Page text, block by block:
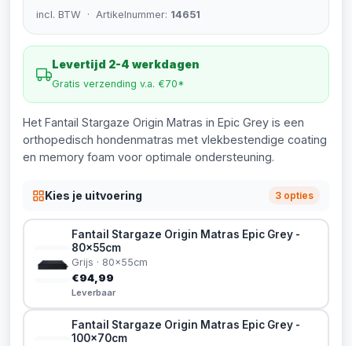
incl. BTW · Artikelnummer: 14651
Levertijd 2-4 werkdagen
Gratis verzending v.a. €70*
Het Fantail Stargaze Origin Matras in Epic Grey is een
orthopedisch hondenmatras met vlekbestendige coating
en memory foam voor optimale ondersteuning.
Kies je uitvoering 3 opties
Fantail Stargaze Origin Matras Epic Grey -
80x55cm
Grijs · 80x55cm
€94,99
Leverbaar
Fantail Stargaze Origin Matras Epic Grey -
100x70cm